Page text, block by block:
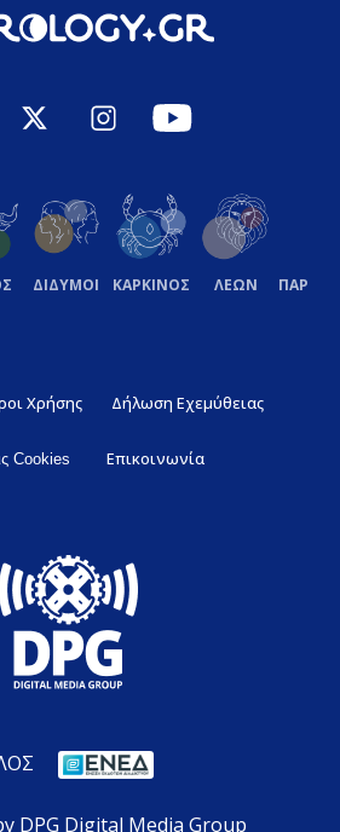
ΔΙΔΥΜΟΙ ΚΑΡΚΙΝΟΣ ΛΕΩΝ
Χρήσης Δήλωση Εχεμύθειας
Cookies Επικοινωνία
DPG Digital Media Group